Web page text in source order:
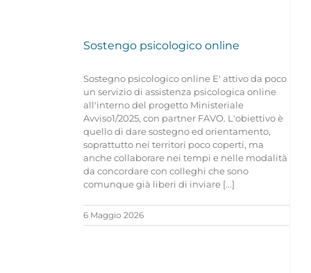
Sostengo psicologico online
Sostegno psicologico online E' attivo da poco
un servizio di assistenza psicologica online
all'interno del progetto Ministeriale
Avviso1/2025, con partner FAVO. L'obiettivo è
quello di dare sostegno ed orientamento,
soprattutto nei territori poco coperti, ma
anche collaborare nei tempi e nelle modalità
da concordare con colleghi che sono
comunque già liberi di inviare [...]
6 Maggio 2026